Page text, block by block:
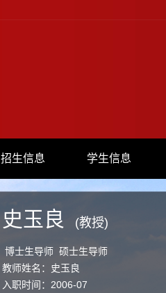
招生信息 学生信息
史玉良 (教授)
博士生导师 硕士生导师
教师姓名：史玉良
入职时间：2006-07